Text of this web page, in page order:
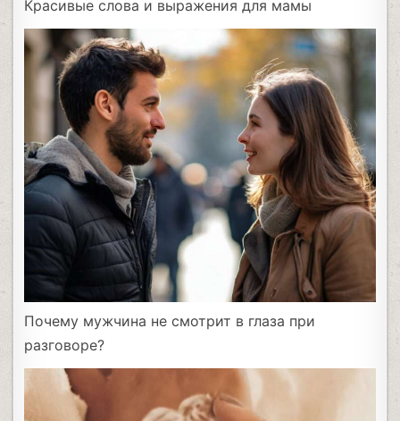
Красивые слова и выражения для мамы
Почему мужчина не смотрит в глаза при
разговоре?